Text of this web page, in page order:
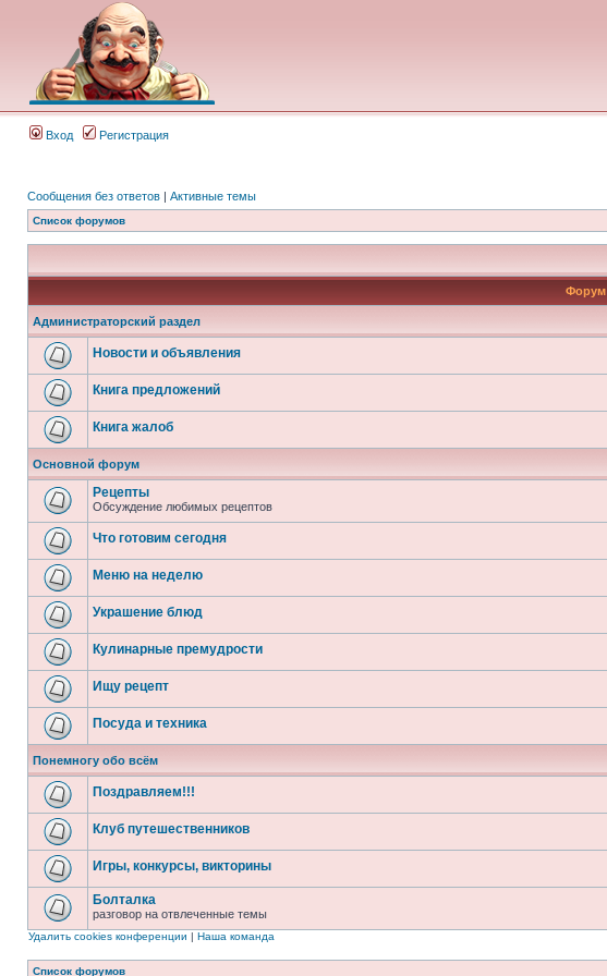
Вход Регистрация
Сообщения без ответов | Активные темы
Список форумов
Форум
Администраторский раздел
Новости и объявления
Книга предложений
Книга жалоб
Основной форум
Рецепты
Обсуждение любимых рецептов
Что готовим сегодня
Меню на неделю
Украшение блюд
Кулинарные премудрости
Ищу рецепт
Посуда и техника
Понемногу обо всём
Поздравляем!!!
Клуб путешественников
Игры, конкурсы, викторины
Болталка
разговор на отвлеченные темы
Удалить cookies конференции | Наша команда
Список форумов